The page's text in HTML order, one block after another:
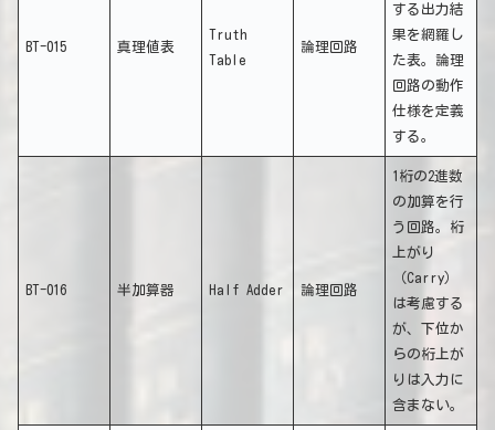
BT-015 真理値表
Truth
Table
論理回路
する出力結
果を網羅し
た表。論理
回路の動作
仕様を定義
する。
BT-016 半加算器 Half Adder 論理回路
1桁の2進数
の加算を行
う回路。桁
上がり
（Carry）
は考慮する
が、下位か
らの桁上が
りは入力に
含まない。